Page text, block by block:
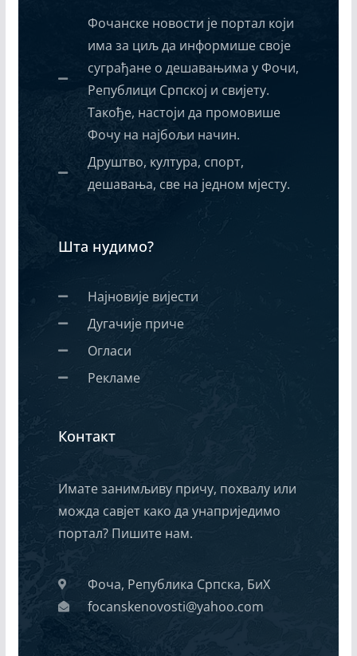
Фочанске новости је портал који
има за циљ да информише своје
суграђане о дешавањима у Фочи,
Републици Српској и свијету.
Такође, настоји да промовише
Фочу на најбољи начин.
Друштво, култура, спорт,
дешавања, све на једном мјесту.
Шта нудимо?
Најновије вијести
Дугачије приче
Огласи
Рекламе
Контакт
Имате занимљиву причу, похвалу или
можда савјет како да унаприједимо
портал? Пишите нам.
Фоча, Република Српска, БиХ
focanskenovosti@yahoo.com